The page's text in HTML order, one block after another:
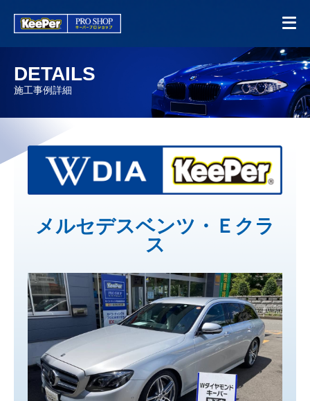
DETAILS
施工事例詳細
メルセデスベンツ・Ｅクラ
ス